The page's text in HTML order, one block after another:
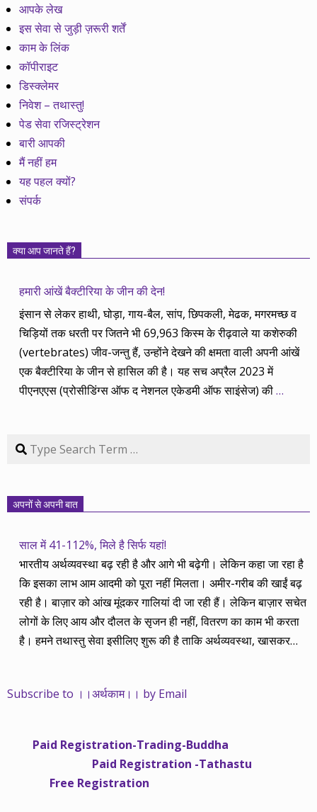
आपके लेख
इस सेवा से जुड़ी ज़रूरी शर्तें
काम के लिंक
कॉपीराइट
डिस्क्लेमर
निवेश – तथास्तु!
पेड सेवा रजिस्ट्रेशन
बारी आपकी
मैं नहीं हम
यह पहल क्यों?
संपर्क
क्या आप जानते हैं?
हमारी आंखें बैक्टीरिया के जीन की देन!
इंसान से लेकर हाथी, घोड़ा, गाय-बैल, सांप, छिपकली, मेढक, मगरमच्छ व
चिड़ियों तक धरती पर जितने भी 69,963 किस्म के रीढ़वाले या कशेरुकी
(vertebrates) जीव-जन्तु हैं, उन्होंने देखने की क्षमता वाली अपनी आंखें
एक बैक्टीरिया के जीन से हासिल की है। यह सच अप्रैल 2023 में
पीएनएएस (प्रोसीडिंग्स ऑफ द नेशनल एकेडमी ऑफ साइंसेज) की…
Search
अपनों से अपनी बात
साल में 41-112%, मिले है सिर्फ यहां!
भारतीय अर्थव्यवस्था बढ़ रही है और आगे भी बढ़ेगी। लेकिन कहा जा रहा है
कि इसका लाभ आम आदमी को पूरा नहीं मिलता। अमीर-गरीब की खाईं बढ़
रही है। बाज़ार को आंख मूंदकर गालियां दी जा रही हैं। लेकिन बाज़ार सचेत
लोगों के लिए आय और दौलत के सृजन ही नहीं, वितरण का काम भी करता
है। हमने तथास्तु सेवा इसीलिए शुरू की है ताकि अर्थव्यवस्था, खासकर
महंगाई की दर 10 प्रतिशत से ऊपर रहती है। वे भागकर जाते हैं सोने और
साढ़े चार सालों से अर्थकाम से जुड़े हैं, वे हमारी ईमानदारी और सत्यनिष्ठा से
भलीभांति वाकिफ हैं। शुरू में हम भी कच्चे थे तो बाज़ार के उस्तादों के जाल
में फंस गए। गलतियां कीं। लेकिन जैसे ही समझ में आया, खटाक से उनसे
Subscribe to ।।अर्थकाम।। by Email
Paid Registration-Trading-Buddha
Paid Registration -Tathastu
Free Registration